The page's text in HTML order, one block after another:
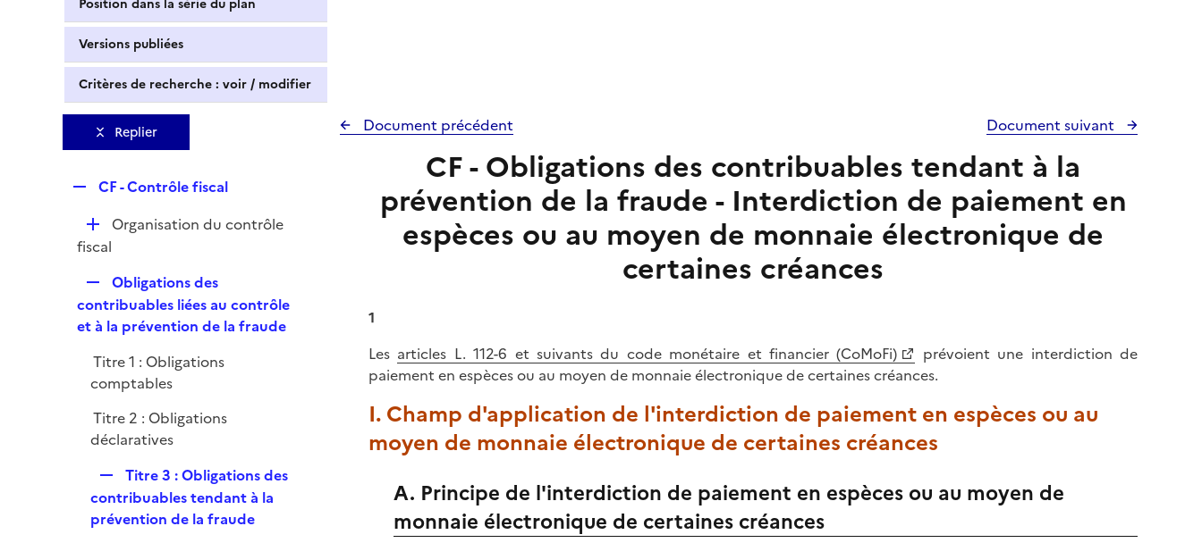
Position dans la série du plan
Versions publiées
Critères de recherche : voir / modifier
Replier
p
l
r
CF - Contrôle fiscal
D
é
i
e
r
Organisation du contrôle
fiscal
e
p
i
e
r
Obligations des
contribuables liées au contrôle
et à la prévention de la fraude
Titre 1 : Obligations
comptables
Titre 2 : Obligations
déclaratives
e
p
Titre 3 : Obligations des
contribuables tendant à la
prévention de la fraude
Document précédent Document suivant
CF - Obligations des contribuables tendant à la
prévention de la fraude - Interdiction de paiement en
espèces ou au moyen de monnaie électronique de
certaines créances
1
Les articles L. 112-6 et suivants du code monétaire et financier (CoMoFi)
prévoient une interdiction de
paiement en espèces ou au moyen de monnaie électronique de certaines créances.
I. Champ d'application de l'interdiction de paiement en espèces ou au
moyen de monnaie électronique de certaines créances
A. Principe de l'interdiction de paiement en espèces ou au moyen de
monnaie électronique de certaines créances